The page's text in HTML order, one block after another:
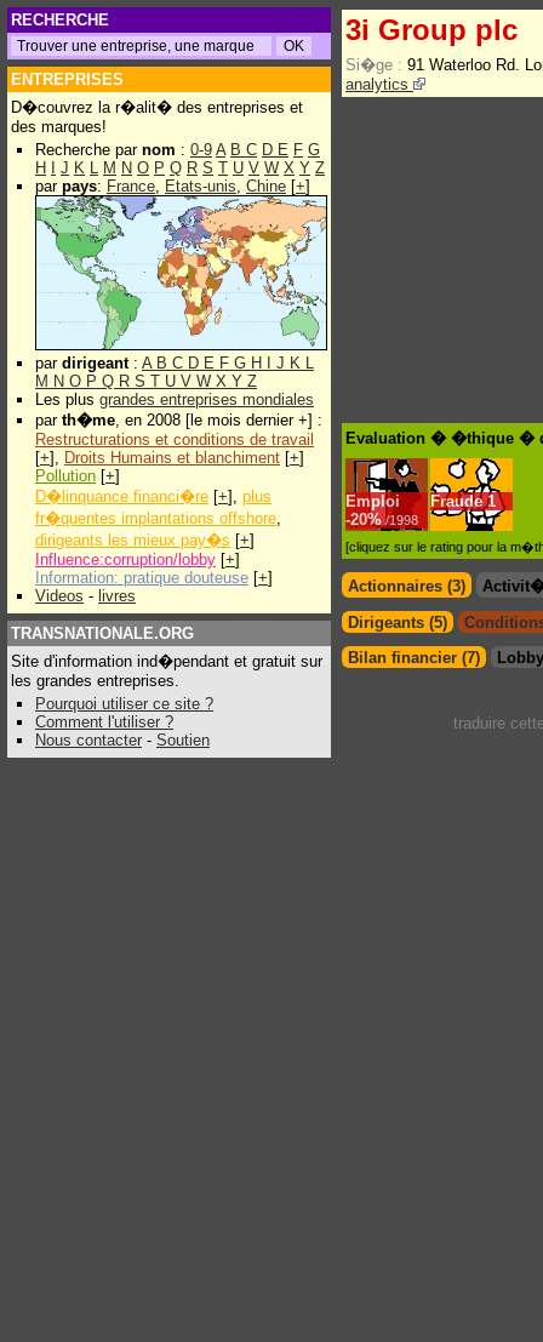
RECHERCHE
ENTREPRISES
D�couvrez la r�alit� des entreprises et
des marques!
Recherche par nom : 0-9 A B C D E F G
H
J K L M N O P Q R S T U V W X Y Z
par pays: France, Etats-unis, Chine [+]
par dirigeant: A B C D E F G H J K L
M N O P Q R S T U V W X Y Z
Les plus grandes entreprises mondiales
par th�me, en 2008 [le mois dernier +] :
Restructurations et conditions de travail
[+], Droits Humains et blanchiment [+]
Pollution [+]
D�linquance financi�re [+], plus
fr�quentes implantations offshore,
dirigeants les mieux pay�s [+]
Influence:corruption/lobby [+]
Information: pratique douteuse [+]
Videos - livres
TRANSNATIONALE.ORG
Site d'information ind�pendant et gratuit sur
les grandes entreprises.
Pourquoi utiliser ce site ?
Comment l'utiliser ?
Nous contacter - Soutien
3i Group plc
Si�ge : 91 Waterloo Rd.
analytics
Evaluation � �thique �
Emploi
-20% /1998
Fraude 1
[cliquez sur le rating pour la
Actionnaires (3)
Dirigeants (5)
Bilan financier (7)
traduire